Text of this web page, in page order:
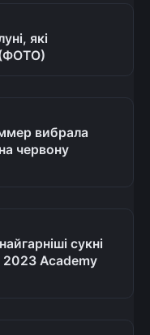
які
(ФОТО)
вибрала
червону
сукні
2023 Academy